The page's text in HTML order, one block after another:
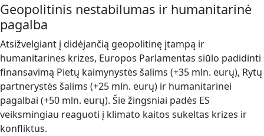
Geopolitinis nestabilumas ir humanitarinė
pagalba
Atsižvelgiant į didėjančią geopolitinę įtampą ir
humanitarines krizes, Europos Parlamentas siūlo padidinti
finansavimą Pietų kaimynystės šalims (+35 mln. eurų), Rytų
partnerystės šalims (+25 mln. eurų) ir humanitarinei
pagalbai (+50 mln. eurų). Šie žingsniai padės ES
veiksmingiau reaguoti į klimato kaitos sukeltas krizes ir
konfliktus.